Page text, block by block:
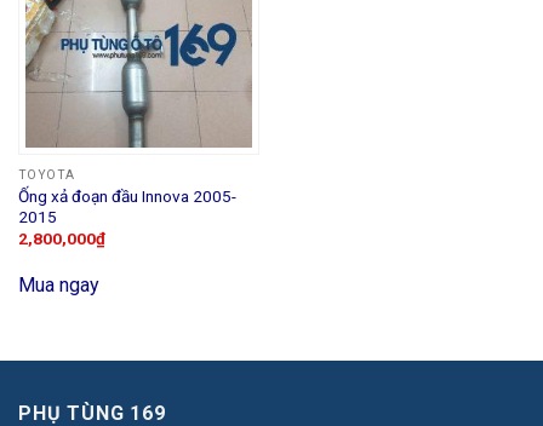
TOYOTA
Ống xả đoạn đầu Innova 2005-
2015
2,800,000₫
Mua ngay
PHỤ TÙNG 169